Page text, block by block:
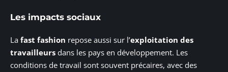
Les impacts sociaux
La fast fashion repose aussi sur l’exploitation des
travailleurs dans les pays en développement. Les
conditions de travail sont souvent précaires, avec des